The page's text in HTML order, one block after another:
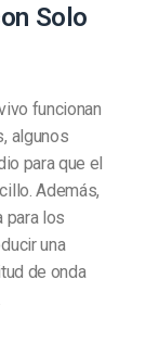
Solo
funcionan
algunos
para que el
Además,
para los
una
de onda